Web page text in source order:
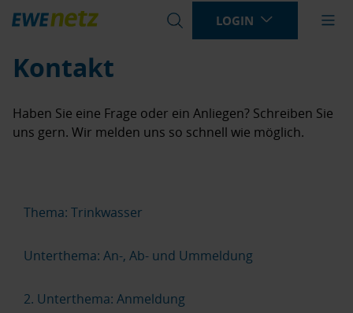
Bitte
Suchbegriff
LOGIN
Kontakt
Haben Sie eine Frage oder ein Anliegen? Schreiben Sie
uns gern. Wir melden uns so schnell wie möglich.
Thema: Trinkwasser
Unterthema: An-, Ab- und Ummeldung
2. Unterthema: Anmeldung